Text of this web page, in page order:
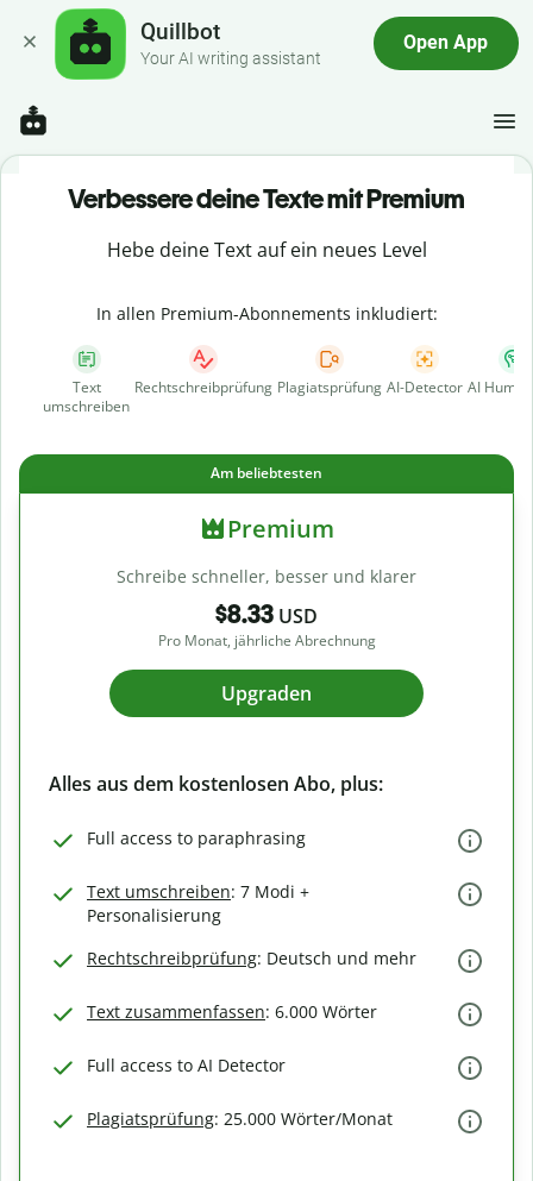
Quillbot
Your AI writing assistant
Open App
Verbessere deine Texte mit Premium
Hebe deine Text auf ein neues Level
In allen Premium-Abonnements inkludiert:
Text
umschreiben
Rechtschreibprüfung Plagiatsprüfung AI-Detector AI
Am beliebtesten
Premium
Schreibe schneller, besser und klarer
$8.33 USD
Pro Monat, jährliche Abrechnung
Upgraden
Alles aus dem kostenlosen Abo, plus:
Full access to paraphrasing
Text umschreiben: 7 Modi +
Personalisierung
Rechtschreibprüfung: Deutsch und mehr
Text zusammenfassen: 6.000 Wörter
Full access to AI Detector
Plagiatsprüfung: 25.000 Wörter/Monat